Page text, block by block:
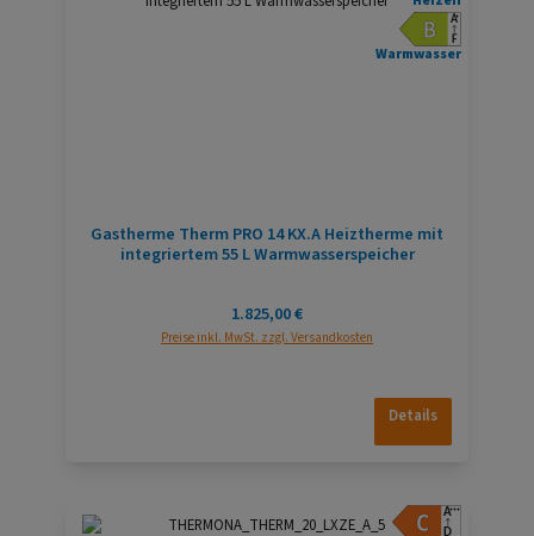
Warmwasser
Gastherme Therm PRO 14 KX.A Heiztherme mit
integriertem 55 L Warmwasserspeicher
Regulärer Preis:
1.825,00 €
Preise inkl. MwSt. zzgl. Versandkosten
Details